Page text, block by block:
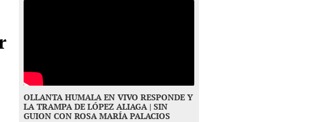
OLLANTA HUMALA EN VIVO RESPONDE Y
LA TRAMPA DE LÓPEZ ALIAGA | SIN
GUION CON ROSA MARÍA PALACIOS